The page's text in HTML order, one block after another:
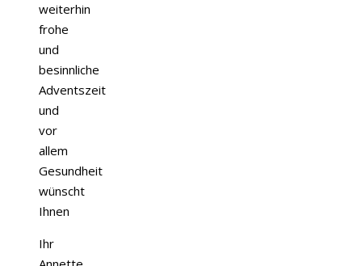
weiterhin
frohe
und
besinnliche
Adventszeit
und
vor
allem
Gesundheit
wünscht
Ihnen
Ihr